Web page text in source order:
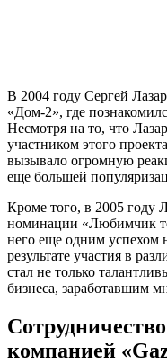
В 2004 году Сергей
«Дом-2», где
Несмотря на то, что
участником этого
вызывало огромную
еще большей
Кроме того, в 2005 году
номинации «Любимчик
него еще одним успехом
результате участия в
стал не только
бизнеса, заработавшим
компанией